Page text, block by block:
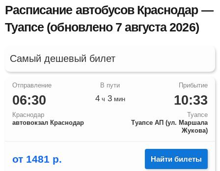
Расписание автобусов Краснодар —
Туапсе (обновлено 7 августа 2026)
Самый дешевый билет
06:30
Краснодар
автовокзал Краснодар
10:33
Туапсе
Туапсе АП (ул. Маршала
Жукова)
4ч 3мин
от 1481 р. Найти билеты